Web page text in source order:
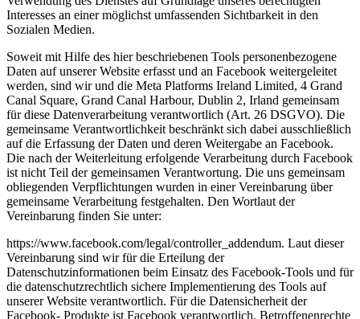
Interesses an einer möglichst umfassenden Sichtbarkeit in den
Sozialen Medien.
Soweit mit Hilfe des hier beschriebenen Tools personenbezogene
Daten auf unserer Website erfasst und an Facebook weitergeleitet
werden, sind wir und die Meta Platforms Ireland Limited, 4 Grand
Canal Square, Grand Canal Harbour, Dublin 2, Irland gemeinsam
für diese Datenverarbeitung verantwortlich (Art. 26 DSGVO). Die
gemeinsame Verantwortlichkeit beschränkt sich dabei ausschließlich
auf die Erfassung der Daten und deren Weitergabe an Facebook.
Die nach der Weiterleitung erfolgende Verarbeitung durch Facebook
ist nicht Teil der gemeinsamen Verantwortung. Die uns gemeinsam
obliegenden Verpflichtungen wurden in einer Vereinbarung über
gemeinsame Verarbeitung festgehalten. Den Wortlaut der
Vereinbarung finden Sie unter:
https://www.facebook.com/legal/controller_addendum. Laut dieser
Vereinbarung sind wir für die Erteilung der
Datenschutzinformationen beim Einsatz des Facebook-Tools und für
die datenschutzrechtlich sichere Implementierung des Tools auf
unserer Website verantwortlich. Für die Datensicherheit der
Facebook- Produkte ist Facebook verantwortlich. Betroffenenrechte